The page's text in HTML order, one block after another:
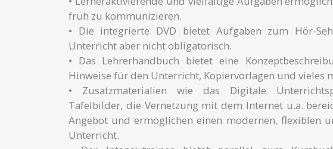
früh zu kommunizieren.
• Die integrierte DVD bietet Aufgaben zum Hör-
Unterricht aber nicht obligatorisch.
• Das Lehrerhandbuch bietet eine
Hinweise für den Unterricht, Kopiervorlagen und vieles
• Zusatzmaterialien wie das Digitale
Tafelbilder, die Vernetzung mit dem Internet u.a.
Angebot und ermöglichen einen modernen, flexiblen
Unterricht.